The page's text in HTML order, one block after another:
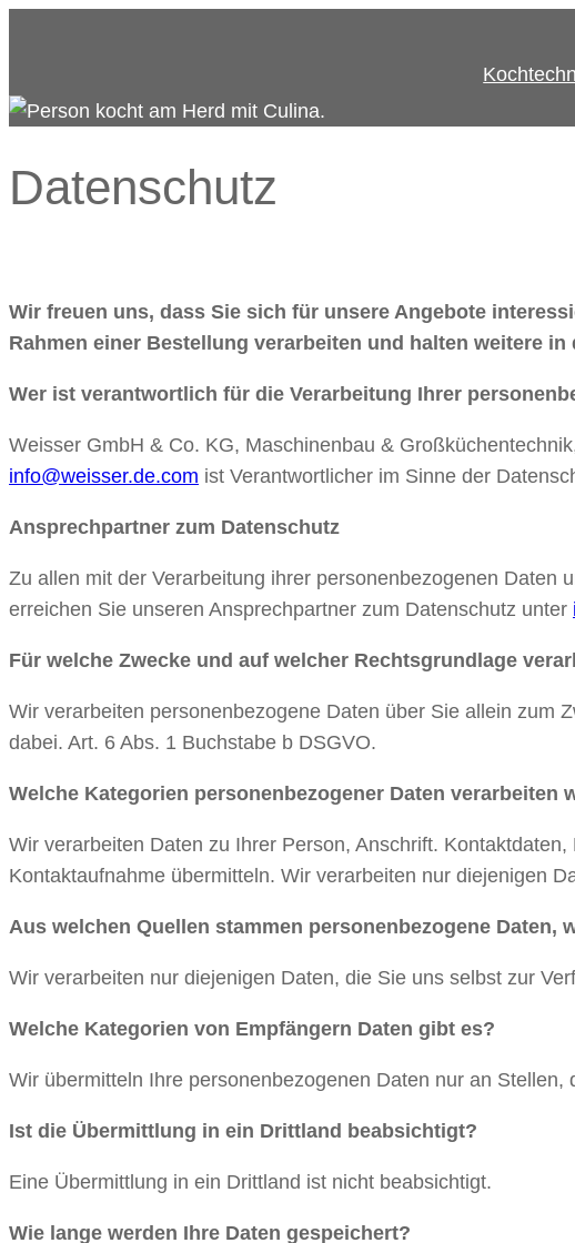
Datenschutz
Wir freuen uns, dass Sie sich für unsere Angebote
Rahmen einer Bestellung verarbeiten und halten weitere
Wer ist verantwortlich für die Verarbeitung Ihrer
Weisser GmbH & Co. KG, Maschinenbau &
info@weisser.de.com ist Verantwortlicher im Sinne der
Ansprechpartner zum Datenschutz
Zu allen mit der Verarbeitung ihrer personenbezogenen Daten
erreichen Sie unseren Ansprechpartner zum Datenschutz unter
Für welche Zwecke und auf welcher Rechtsgrundlage
Wir verarbeiten personenbezogene Daten über Sie allein zum
dabei. Art. 6 Abs. 1 Buchstabe b DSGVO.
Welche Kategorien personenbezogener Daten verarbeiten
Wir verarbeiten Daten zu Ihrer Person, Anschrift.
Kontaktaufnahme übermitteln. Wir verarbeiten nur diejenigen
Aus welchen Quellen stammen personenbezogene Daten,
Wir verarbeiten nur diejenigen Daten, die Sie uns selbst zur
Welche Kategorien von Empfängern Daten gibt es?
Wir übermitteln Ihre personenbezogenen Daten nur an
Ist die Übermittlung in ein Drittland beabsichtigt?
Eine Übermittlung in ein Drittland ist nicht beabsichtigt.
Wie lange werden Ihre Daten gespeichert?